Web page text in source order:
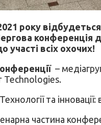
року
конференція
участі всіх охочих!
–
Technologies.
та
частина